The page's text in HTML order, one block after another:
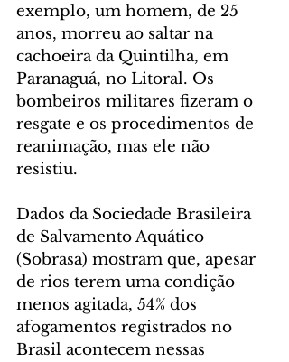
exemplo, um homem, de 25
anos, morreu ao saltar na
cachoeira da Quintilha, em
Paranaguá, no Litoral. Os
bombeiros militares fizeram o
resgate e os procedimentos de
reanimação, mas ele não
resistiu.
Dados da Sociedade Brasileira
de Salvamento Aquático
(Sobrasa) mostram que, apesar
de rios terem uma condição
menos agitada, 54% dos
afogamentos registrados no
Brasil acontecem nessas